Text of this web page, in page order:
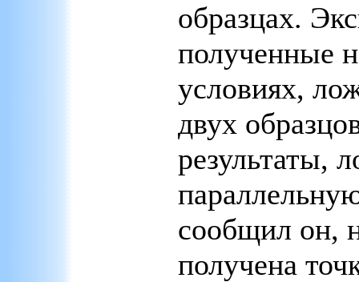
образцах.
полученные
условиях,
двух
результаты,
сообщил он,
получена